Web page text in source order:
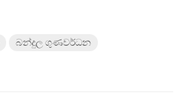
බන්දුල ගුණවර්ධන